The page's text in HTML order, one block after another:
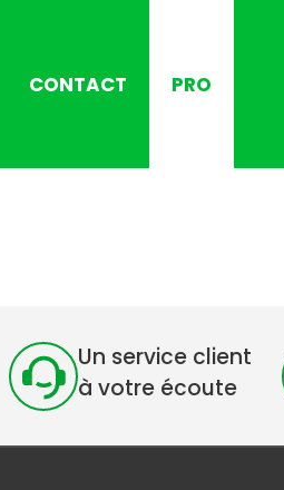
CONTACT PRO
Un service client
à votre écoute